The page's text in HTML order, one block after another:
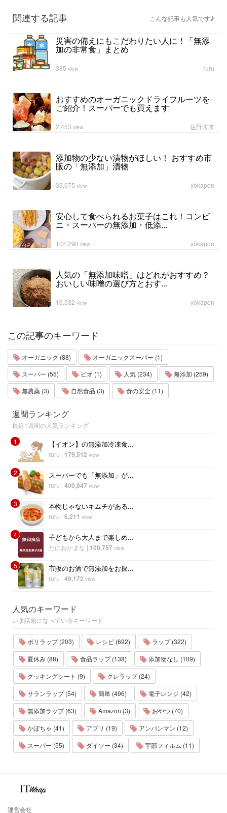
関連する記事 こんな記事も人気です♪
災害の備えにもこだわりたい人に！「無添
加の非常食」まとめ
ruru
385 view
おすすめのオーガニックドライフルーツを
ご紹介！スーパーでも買えます
佐野未来
2,453 view
添加物の少ない漬物がほしい！ おすすめ市
販の「無添加」漬物
yokapon
35,075 view
安心して食べられるお菓子はこれ！コンビ
ニ・スーパーの無添加・低添...
yokapon
104,290 view
人気の「無添加味噌」はどれがおすすめ？
おいしい味噌の選び方とおす...
yokapon
16,532 view
この記事のキーワード
オーガニック (88)
オーガニックスーパー (1)
スーパー (55)
ビオ (1) 人気 (234)
無添加 (259)
無農薬 (3)
自然食品 (3) 食の安全 (11)
週間ランキング
最近1週間の人気ランキング
1
【イオン】の無添加冷凍食...
ruru | 179,512 view
2 スーパーでも「無添加」が...
ruru | 400,847 view
3 本物じゃないキムチがある...
ruru | 6,211 view
4 子どもから大人まで楽しめ...
たにおかまな | 100,757 view
5 市販のお酒で無添加をお探...
ruru | 49,172 view
人気のキーワード
いま話題になっているキーワード
ポリラップ (203) レシピ (692)
ラップ (322)
夏休み (88)
食品ラップ (138)
添加物なし (109)
クッキングシート (9)
クレラップ (24)
サランラップ (54)
簡単 (496)
電子レンジ (42)
無添加ラップ (63)
Amazon (3)
おやつ (70)
かぼちゃ (41)
アプリ (19)
アンパンマン (12)
スーパー (55)
ダイソー (34) 宇部フィルム (11)
運営会社